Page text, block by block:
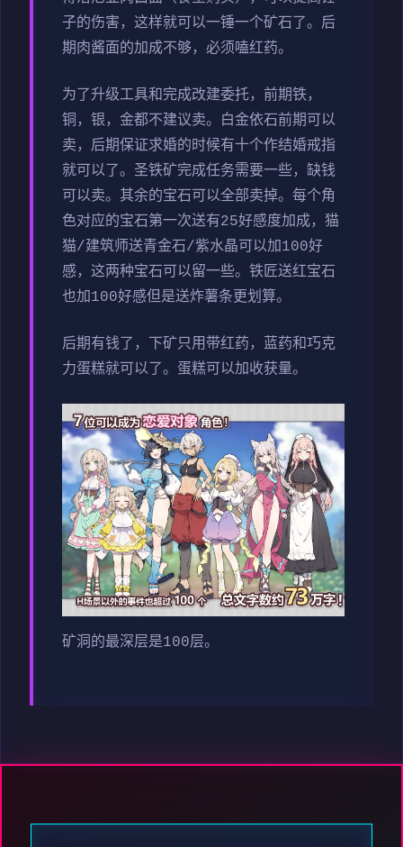
子的伤害，这样就可以一锤一个矿石了。后
期肉酱面的加成不够，必须嗑红药。
为了升级工具和完成改建委托，前期铁，
铜，银，金都不建议卖。白金依石前期可以
卖，后期保证求婚的时候有十个作结婚戒指
就可以了。圣铁矿完成任务需要一些，缺钱
可以卖。其余的宝石可以全部卖掉。每个角
色对应的宝石第一次送有25好感度加成，猫
猫/建筑师送青金石/紫水晶可以加100好
感，这两种宝石可以留一些。铁匠送红宝石
也加100好感但是送炸薯条更划算。
后期有钱了，下矿只用带红药，蓝药和巧克
力蛋糕就可以了。蛋糕可以加收获量。
矿洞的最深层是100层。